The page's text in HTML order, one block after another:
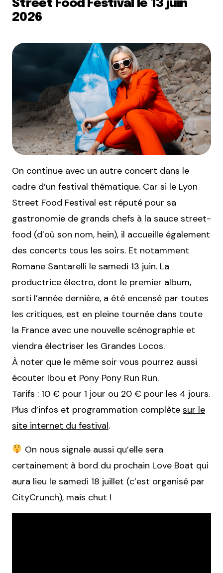
Street Food Festival le 13 juin
2026
On continue avec un autre concert dans le
cadre d’un festival thématique. Car si le Lyon
Street Food Festival est réputé pour sa
gastronomie de grands chefs à la sauce street-
food (d’où son nom, hein), il accueille également
des concerts tous les soirs. Et notamment
Romane Santarelli le samedi 13 juin. La
productrice électro, dont le premier album,
sorti l’année dernière, a été encensé par toutes
les critiques, est en pleine tournée dans toute
la France avec une nouvelle scénographie et
viendra électriser les Grandes Locos.
À noter que le même soir vous pourrez aussi
écouter Ibou et Pony Pony Run Run.
Tarifs : 10 € pour 1 jour ou 20 € pour les 4 jours.
Plus d’infos et programmation complète sur le
site internet du festival.
On nous signale aussi qu’elle sera
certainement à bord du prochain Love Boat qui
aura lieu le samedi 18 juillet (c’est organisé par
CityCrunch), mais chut !